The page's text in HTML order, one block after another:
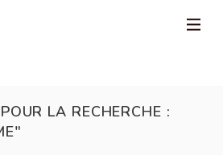
LA RECHERCHE :